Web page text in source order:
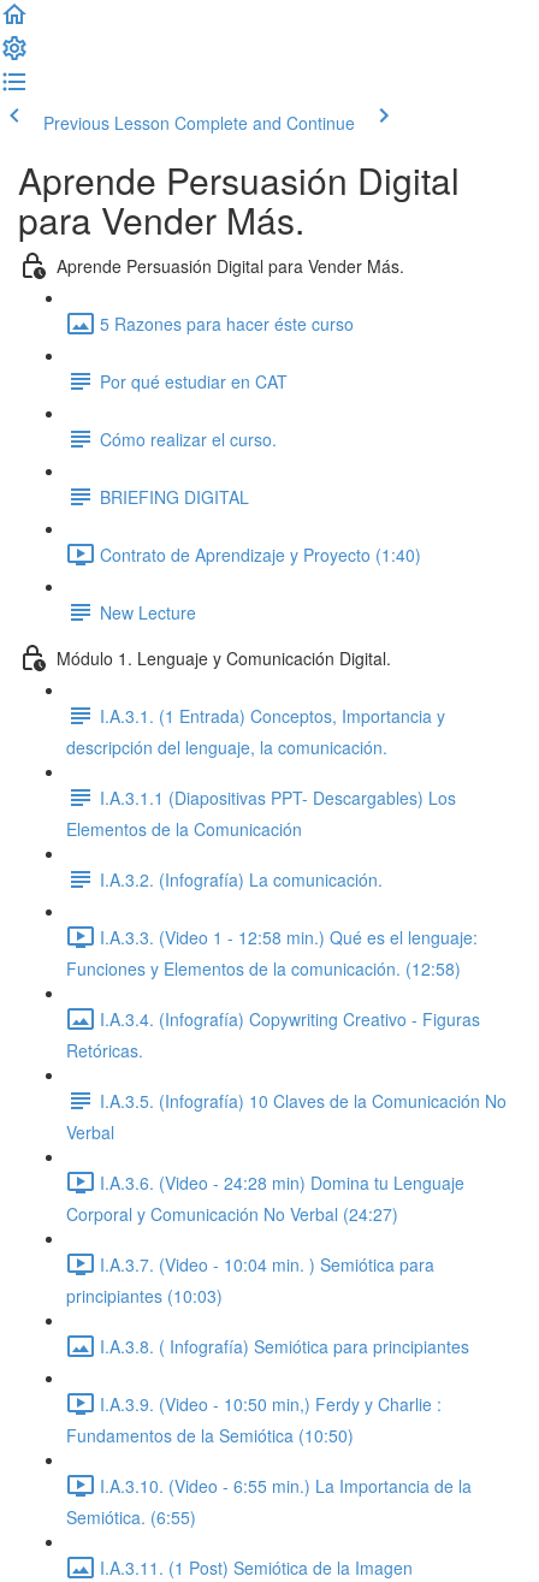
Previous Lesson Complete and Continue
Aprende Persuasión Digital
para Vender Más.
Aprende Persuasión Digital para Vender Más.
5 Razones para hacer éste curso
Por qué estudiar en CAT
Cómo realizar el curso.
BRIEFING DIGITAL
Contrato de Aprendizaje y Proyecto (1:40)
New Lecture
Módulo 1. Lenguaje y Comunicación Digital.
I.A.3.1. (1 Entrada) Conceptos, Importancia y
descripción del lenguaje, la comunicación.
I.A.3.1.1 (Diapositivas PPT- Descargables) Los
Elementos de la Comunicación
I.A.3.2. (Infografía) La comunicación.
I.A.3.3. (Video 1 - 12:58 min.) Qué es el lenguaje:
Funciones y Elementos de la comunicación. (12:58)
I.A.3.4. (Infografía) Copywriting Creativo - Figuras
Retóricas.
I.A.3.5. (Infografía) 10 Claves de la Comunicación No
Verbal
I.A.3.6. (Video - 24:28 min) Domina tu Lenguaje
Corporal y Comunicación No Verbal (24:27)
I.A.3.7. (Video - 10:04 min. ) Semiótica para
principiantes (10:03)
I.A.3.8. ( Infografía) Semiótica para principiantes
I.A.3.9. (Video - 10:50 min,) Ferdy y Charlie :
Fundamentos de la Semiótica (10:50)
I.A.3.10. (Video - 6:55 min.) La Importancia de la
Semiótica. (6:55)
I.A.3.11. (1 Post) Semiótica de la Imagen